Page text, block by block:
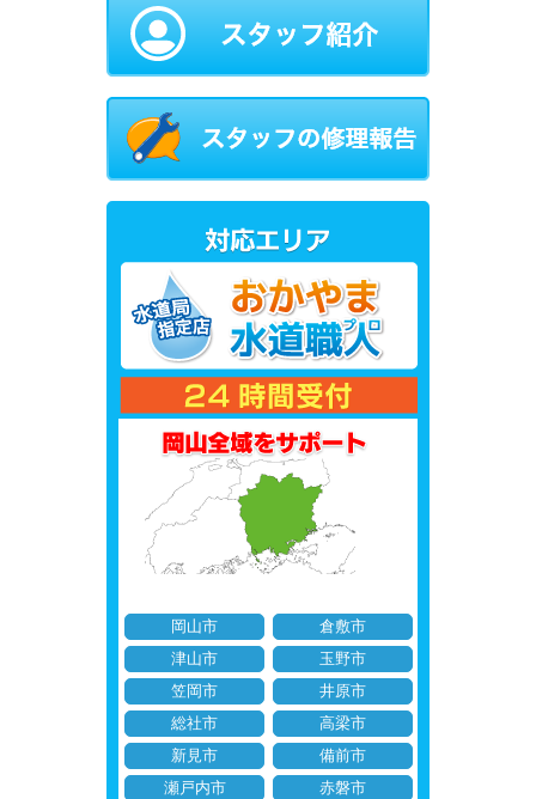
岡山市
倉敷市
津山市
玉野市
笠岡市
井原市
総社市
高梁市
新見市
備前市
瀬戸内市
赤磐市